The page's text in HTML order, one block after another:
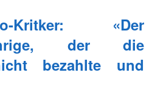
Kritker: «Der
der die
bezahlte und